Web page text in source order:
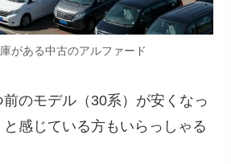
がある中古のアルファード
前のモデル（30系）が安くなっ
感じている方もいらっしゃる